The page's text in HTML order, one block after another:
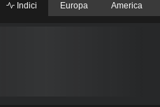
Indici Europa America